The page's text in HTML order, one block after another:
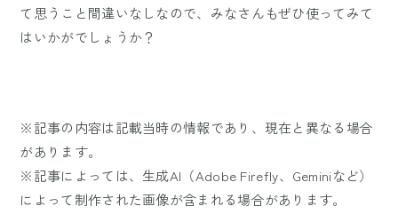
て思うこと間違いなしなので、みなさんもぜひ使ってみて
はいかがでしょうか？
※記事の内容は記載当時の情報であり、現在と異なる場合
があります。
※記事によっては、生成AI（Adobe Firefly、Geminiなど）
によって制作された画像が含まれる場合があります。